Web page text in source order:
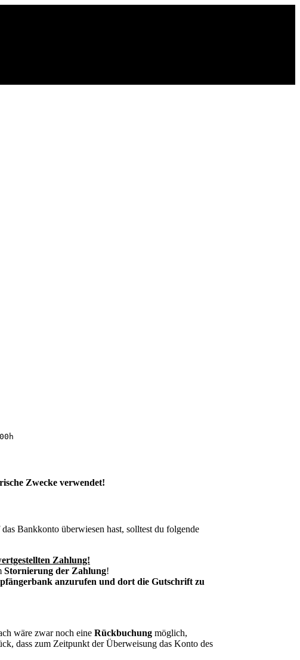
Zwecke verwendet!
das Bankkonto überwiesen hast, solltest du folgende
Zahlung!
Stornierung der Zahlung!
anzurufen und dort die Gutschrift zu
wäre zwar noch eine Rückbuchung möglich,
dass zum Zeitpunkt der Überweisung das Konto des